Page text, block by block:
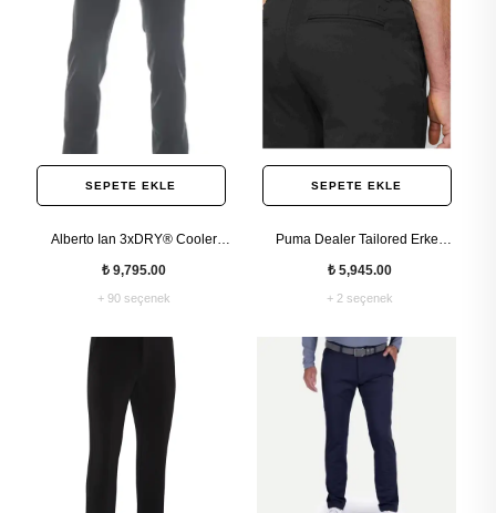
SEPETE EKLE
Alberto Ian 3xDRY® Cooler
₺ 9,795.00
+ 90 seçenek
SEPETE EKLE
Puma Dealer Tailored Erkek
₺ 5,945.00
+ 2 seçenek